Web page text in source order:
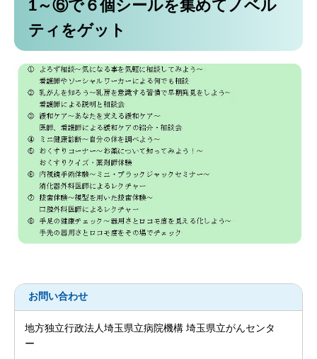
1～⑥で６個シールを集めてノベル
ティをゲット
お問い合わせ
地方独立行政法人埼玉県立病院機構 埼玉県立がんセンタ
ー